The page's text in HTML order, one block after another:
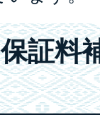
証料